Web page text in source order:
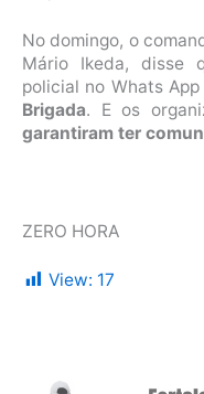
No domingo, o
Mário Ikeda, disse
policial no Whats App
Brigada. E os
garantiram ter
ZERO HORA
View: 17